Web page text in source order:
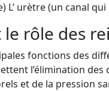
L’ urètre (un canal
le rôle des
fonctions des
l’élimination
et de la pression